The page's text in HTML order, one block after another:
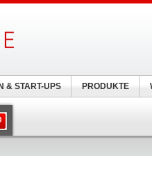
& START-UPS PRODUKTE